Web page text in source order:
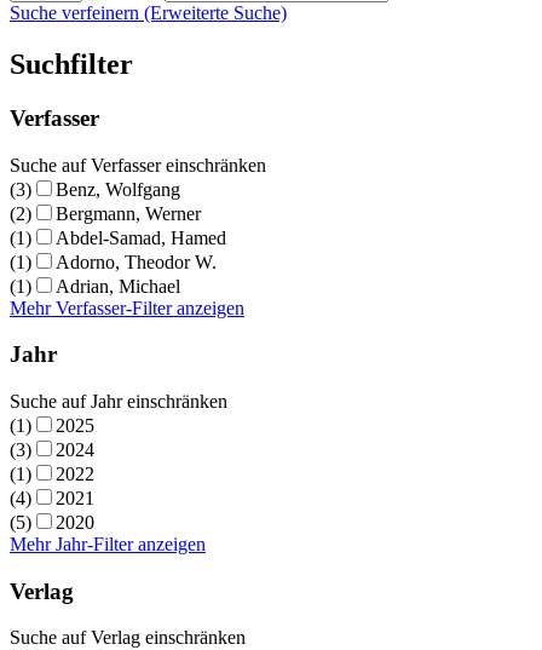
Suche verfeinern (Erweiterte Suche)
Suchfilter
Verfasser
Suche auf Verfasser einschränken
(3)
Benz, Wolfgang
(2)
Bergmann, Werner
(1)
Abdel-Samad, Hamed
(1)
Adorno, Theodor W.
(1)
Adrian, Michael
Mehr Verfasser-Filter anzeigen
Jahr
Suche auf Jahr einschränken
(1)
2025
(3)
2024
(1)
2022
(4)
2021
(5)
2020
Mehr Jahr-Filter anzeigen
Verlag
Suche auf Verlag einschränken